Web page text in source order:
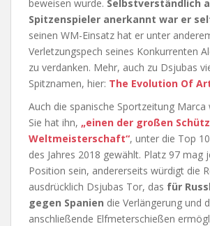
beweisen wurde. Selbstverständlich
Spitzenspieler anerkannt war er
seinen WM-Einsatz hat er unter
Verletzungspech seines Konkurrenten
zu verdanken. Mehr, auch zu Dsjubas
Spitznamen, hier: The Evolution Of
Auch die spanische Sportzeitung Marca
Sie hat ihn, „einen der großen
Weltmeisterschaft“, unter die Top
des Jahres 2018 gewählt. Platz 97 mag
Position sein, andererseits würdigt die
ausdrücklich Dsjubas Tor, das für
gegen Spanien die Verlängerung und
anschließende Elfmeterschießen